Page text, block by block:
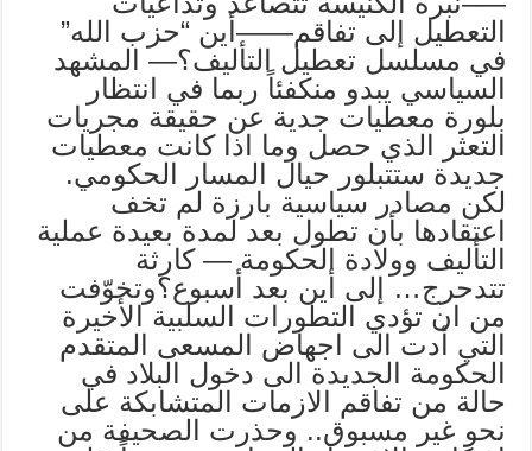
التعطيل إلى تفاقم——أين “حزب الله”
في مسلسل تعطيل التأليف؟— المشهد
السياسي يبدو منكفئاً ربما في انتظار
بلورة معطيات جدية عن حقيقة مجريات
التعثر الذي حصل وما اذا كانت معطيات
جديدة ستتبلور حيال المسار الحكومي.
لكن مصادر سياسية بارزة لم تخف
اعتقادها بأن تطول بعد لمدة بعيدة عملية
التأليف وولادة الحكومة — كارثة
تتدحرج… إلى أين بعد أسبوع؟وتخوّفت
من ان تؤدي التطورات السلبية الأخيرة
التي أدت الى اجهاض المسعى المتقدم
الحكومة الجديدة الى دخول البلاد في
حالة من تفاقم الازمات المتشابكة على
نحو غير مسبوق.. وحذرت الصحيفة من